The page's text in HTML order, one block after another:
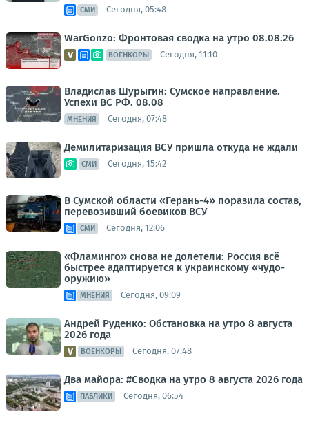
СМИ Сегодня, 05:48
WarGonzo: Фронтовая сводка на утро 08.08.26
ВОЕНКОРЫ Сегодня, 11:10
Владислав Шурыгин: Сумское направление.
Успехи ВС РФ. 08.08
МНЕНИЯ Сегодня, 07:48
Демилитаризация ВСУ пришла откуда не ждали
СМИ Сегодня, 15:42
В Сумской области «Герань-4» поразила состав,
перевозивший боевиков ВСУ
СМИ Сегодня, 12:06
«Фламинго» снова не долетели: Россия всё
быстрее адаптируется к украинскому «чудо-
оружию»
МНЕНИЯ Сегодня, 09:09
Андрей Руденко: Обстановка на утро 8 августа
2026 года
ВОЕНКОРЫ Сегодня, 07:48
Два майора: #Сводка на утро 8 августа 2026 года
ПАБЛИКИ Сегодня, 06:54